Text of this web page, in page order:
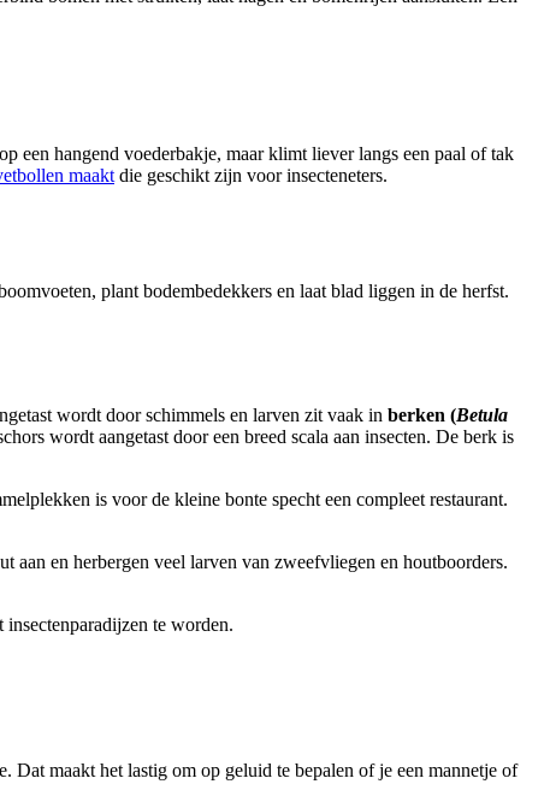
een hangend voederbakje, maar klimt liever langs een paal of tak
maakt die geschikt zijn voor insecteneters.
plant bodembedekkers en laat blad liggen in de herfst.
wordt door schimmels en larven zit vaak in berken (Betula
wordt aangetast door een breed scala aan insecten. De berk is
is voor de kleine bonte specht een compleet restaurant.
aan en herbergen veel larven van zweefvliegen en houtboorders.
te worden.
maakt het lastig om op geluid te bepalen of je een mannetje of